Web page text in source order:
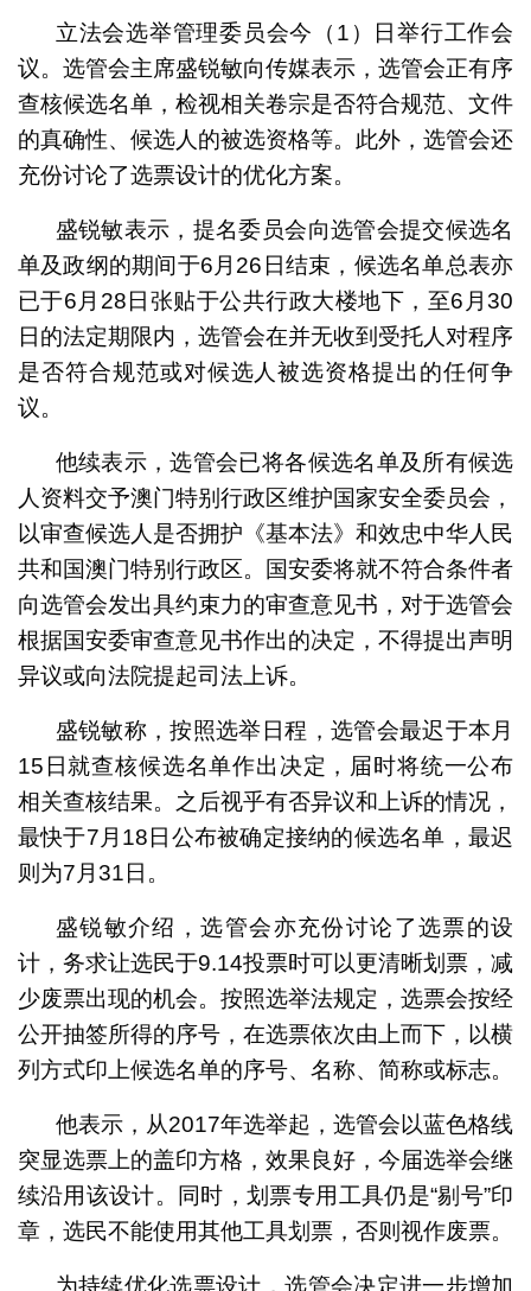
立法会选举管理委员会今（1）日举行工作会
议。选管会主席盛锐敏向传媒表示，选管会正有序
查核候选名单，检视相关卷宗是否符合规范、文件
的真确性、候选人的被选资格等。此外，选管会还
充份讨论了选票设计的优化方案。
盛锐敏表示，提名委员会向选管会提交候选名
单及政纲的期间于6月26日结束，候选名单总表亦
已于6月28日张贴于公共行政大楼地下，至6月30
日的法定期限内，选管会在并无收到受托人对程序
是否符合规范或对候选人被选资格提出的任何争
议。
他续表示，选管会已将各候选名单及所有候选
人资料交予澳门特别行政区维护国家安全委员会，
以审查候选人是否拥护《基本法》和效忠中华人民
共和国澳门特别行政区。国安委将就不符合条件者
向选管会发出具约束力的审查意见书，对于选管会
根据国安委审查意见书作出的决定，不得提出声明
异议或向法院提起司法上诉。
盛锐敏称，按照选举日程，选管会最迟于本月
15日就查核候选名单作出决定，届时将统一公布
相关查核结果。之后视乎有否异议和上诉的情况，
最快于7月18日公布被确定接纳的候选名单，最迟
则为7月31日。
盛锐敏介绍，选管会亦充份讨论了选票的设
计，务求让选民于9.14投票时可以更清晰划票，减
少废票出现的机会。按照选举法规定，选票会按经
公开抽签所得的序号，在选票依次由上而下，以横
列方式印上候选名单的序号、名称、简称或标志。
他表示，从2017年选举起，选管会以蓝色格线
突显选票上的盖印方格，效果良好，今届选举会继
续沿用该设计。同时，划票专用工具仍是“剔号”印
章，选民不能使用其他工具划票，否则视作废票。
为持续优化选票设计，选管会决定进一步增加